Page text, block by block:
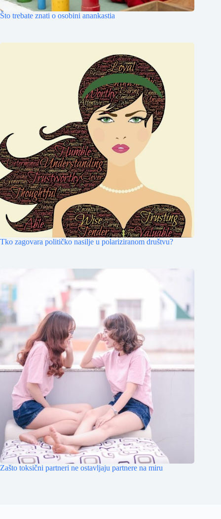
Što trebate znati o osobini anankastia
Tko zagovara političko nasilje u polariziranom društvu?
Zašto toksični partneri ne ostavljaju partnere na miru